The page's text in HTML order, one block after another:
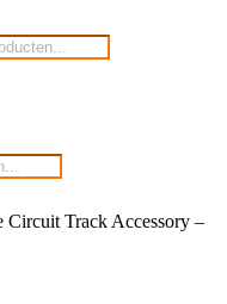
Circuit Track Accessory –